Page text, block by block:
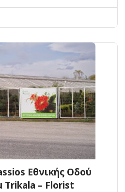
Εθνικής Οδού
Trikala – Florist